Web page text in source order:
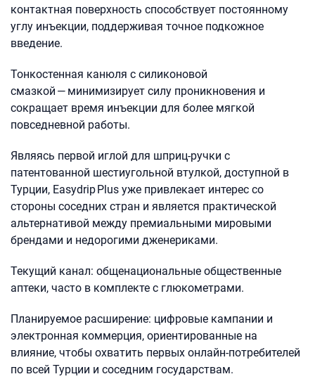
контактная поверхность способствует постоянному
углу инъекции, поддерживая точное подкожное
введение.
Тонкостенная канюля с силиконовой
смазкой — минимизирует силу проникновения и
сокращает время инъекции для более мягкой
повседневной работы.
Являясь первой иглой для шприц-ручки с
патентованной шестиугольной втулкой, доступной в
Турции, Easydrip Plus уже привлекает интерес со
стороны соседних стран и является практической
альтернативой между премиальными мировыми
брендами и недорогими дженериками.
Текущий канал: общенациональные общественные
аптеки, часто в комплекте с глюкометрами.
Планируемое расширение: цифровые кампании и
электронная коммерция, ориентированные на
влияние, чтобы охватить первых онлайн-потребителей
по всей Турции и соседним государствам.